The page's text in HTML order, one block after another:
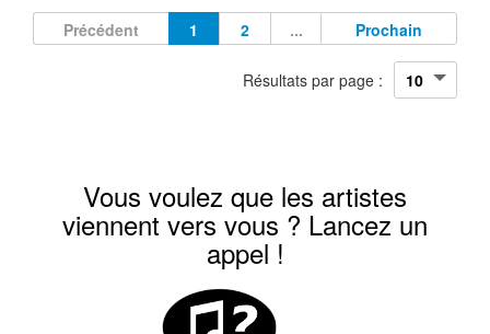
Précédent 1 2 ... Prochain
Résultats par page :
Vous voulez que les artistes
viennent vers vous ? Lancez un
appel !